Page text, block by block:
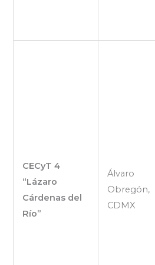
CECyT 4
“Lázaro
Cárdenas del
Río”
Álvaro
Obregón,
CDMX